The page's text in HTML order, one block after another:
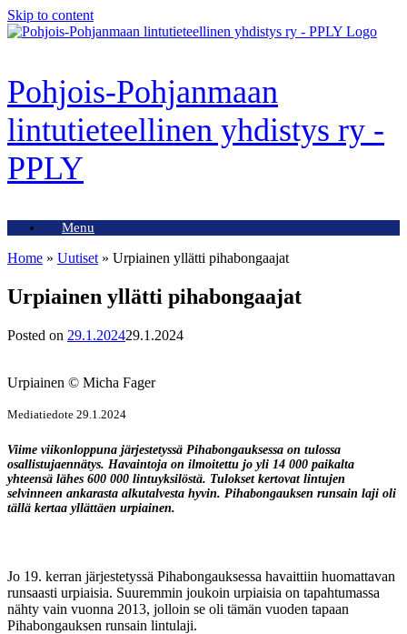
Skip to content
Pohjois-Pohjanmaan
lintutieteellinen yhdistys ry -
PPLY
Menu
Home » Uutiset » Urpiainen yllätti pihabongaajat
Urpiainen yllätti pihabongaajat
Posted on 29.1.202429.1.2024
Urpiainen © Micha Fager
Mediatiedote 29.1.2024
Viime viikonloppuna järjestetyssä Pihabongauksessa on tulossa
osallistujaennätys. Havaintoja on ilmoitettu jo yli 14 000 paikalta
yhteensä lähes 600 000 lintuyksilöstä. Tulokset kertovat lintujen
selvinneen ankarasta alkutalvesta hyvin. Pihabongauksen runsain laji oli
tällä kertaa yllättäen urpiainen.
Jo 19. kerran järjestetyssä Pihabongauksessa havaittiin huomattavan
runsaasti urpiaisia. Suuremmin joukoin urpiaisia on tapahtumassa
nähty vain vuonna 2013, jolloin se oli tämän vuoden tapaan
Pihabongauksen runsain lintulaji.